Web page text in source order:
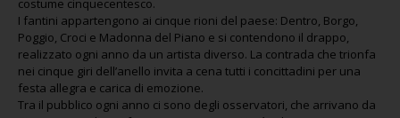
costume cinquecentesco.
I fantini appartengono ai cinque rioni del paese: Dentro, Borgo,
Poggio, Croci e Madonna del Piano e si contendono il drappo,
realizzato ogni anno da un artista diverso. La contrada che trionfa
nei cinque giri dell’anello invita a cena tutti i concittadini per una
festa allegra e carica di emozione.
Tra il pubblico ogni anno ci sono degli osservatori, che arrivano da